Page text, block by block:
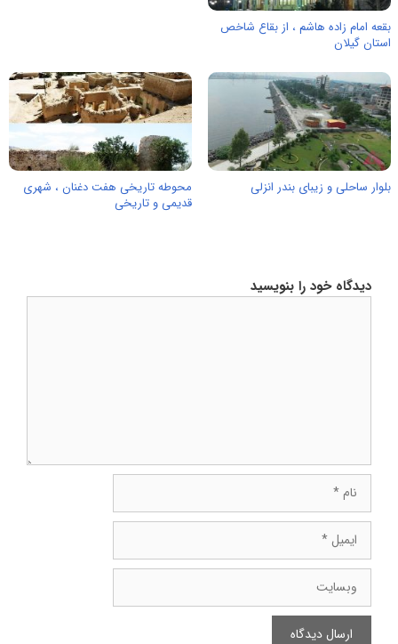
بقعه امام زاده هاشم ، از بقاع شاخص
استان گیلان
بلوار ساحلی و زیبای بندر انزلی
محوطه تاریخی هفت دغنان ، شهری
قدیمی و تاریخی
دیدگاه خود را بنویسید
ایمیل
وبسایت